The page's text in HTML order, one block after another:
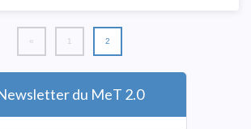
« 1 2
du MeT 2.0